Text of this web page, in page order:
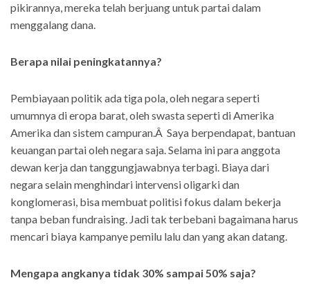
pikirannya, mereka telah berjuang untuk partai dalam
menggalang dana.
Berapa nilai peningkatannya?
Pembiayaan politik ada tiga pola, oleh negara seperti
umumnya di eropa barat, oleh swasta seperti di Amerika
Amerika dan sistem campuran.Â Saya berpendapat, bantuan
keuangan partai oleh negara saja. Selama ini para anggota
dewan kerja dan tanggungjawabnya terbagi. Biaya dari
negara selain menghindari intervensi oligarki dan
konglomerasi, bisa membuat politisi fokus dalam bekerja
tanpa beban fundraising. Jadi tak terbebani bagaimana harus
mencari biaya kampanye pemilu lalu dan yang akan datang.
Mengapa angkanya tidak 30% sampai 50% saja?